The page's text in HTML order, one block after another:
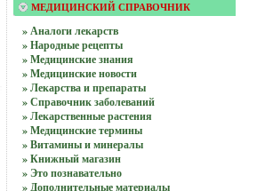
МЕДИЦИНСКИЙ СПРАВОЧНИК
» Аналоги лекарств
» Народные рецепты
» Медицинские знания
» Медицинские новости
» Лекарства и препараты
» Справочник заболеваний
» Лекарственные растения
» Медицинские термины
» Витамины и минералы
» Книжный магазин
» Это познавательно
» Дополнительные материалы